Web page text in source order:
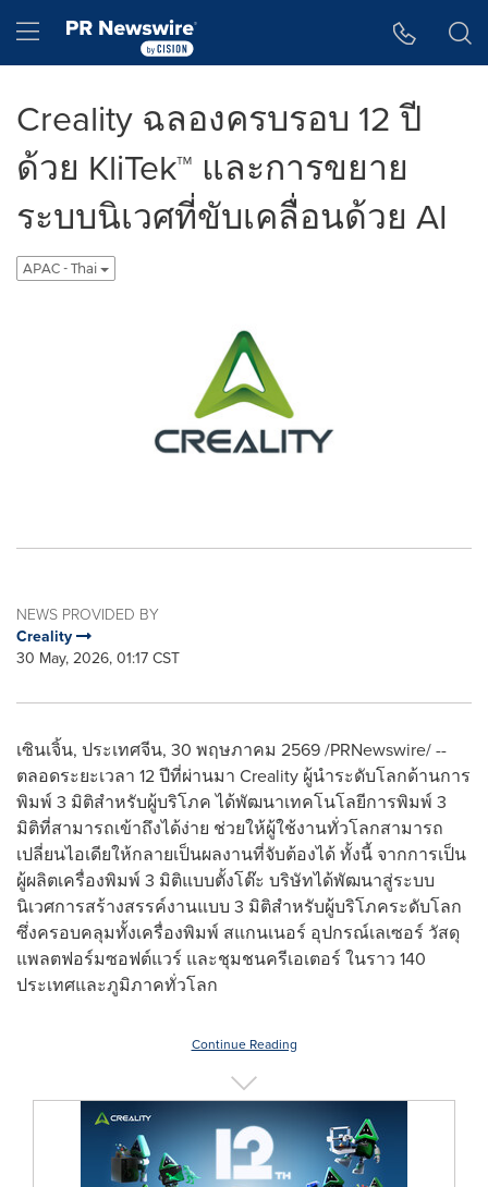
Hamburger menu
Creality ฉลองครบรอบ 12 ปี
ด้วย KliTek™ และการขยาย
ระบบนิเวศที่ขับเคลื่อนด้วย AI
APAC - Thai
NEWS PROVIDED BY
Creality
30 May, 2026, 01:17 CST
เซินเจิ้น, ประเทศจีน, 30 พฤษภาคม 2569 /PRNewswire/ --
ตลอดระยะเวลา 12 ปีที่ผ่านมา Creality ผู้นำระดับโลกด้านการ
พิมพ์ 3 มิติสำหรับผู้บริโภค ได้พัฒนาเทคโนโลยีการพิมพ์ 3
มิติที่สามารถเข้าถึงได้ง่าย ช่วยให้ผู้ใช้งานทั่วโลกสามารถ
เปลี่ยนไอเดียให้กลายเป็นผลงานที่จับต้องได้ ทั้งนี้ จากการเป็น
ผู้ผลิตเครื่องพิมพ์ 3 มิติแบบตั้งโต๊ะ บริษัทได้พัฒนาสู่ระบบ
นิเวศการสร้างสรรค์งานแบบ 3 มิติสำหรับผู้บริโภคระดับโลก
ซึ่งครอบคลุมทั้งเครื่องพิมพ์ สแกนเนอร์ อุปกรณ์เลเซอร์ วัสดุ
แพลตฟอร์มซอฟต์แวร์ และชุมชนครีเอเตอร์ ในราว 140
ประเทศและภูมิภาคทั่วโลก
Continue Reading